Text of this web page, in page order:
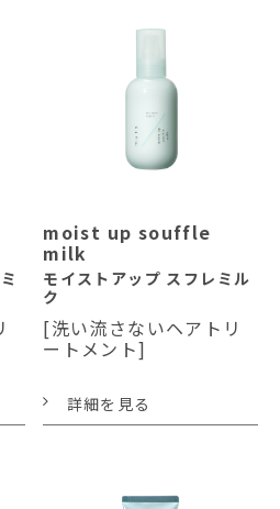
moist up souffle
milk
モイストアップ スフレミル
ク
[洗い流さないヘアトリ
ートメント]
詳細を見る